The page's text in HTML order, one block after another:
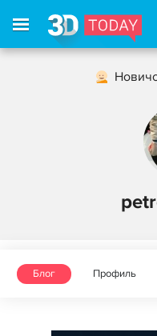
Блог Профиль